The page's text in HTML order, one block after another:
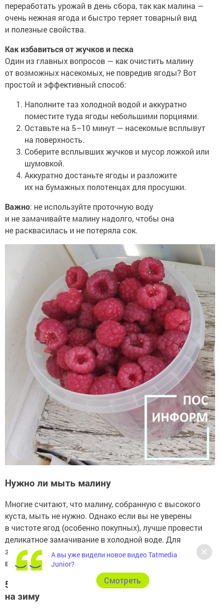
переработать урожай в день сбора, так как малина —
очень нежная ягода и быстро теряет товарный вид
и полезные свойства.
Как избавиться от жучков и песка
Один из главных вопросов — как очистить малину
от возможных насекомых, не повредив ягоды? Вот
простой и эффективный способ:
Наполните таз холодной водой и аккуратно
поместите туда ягоды небольшими порциями.
Оставьте на 5–10 минут — насекомые всплывут
на поверхность.
Соберите всплывших жучков и мусор ложкой или
шумовкой.
Аккуратно достаньте ягоды и разложите
их на бумажных полотенцах для просушки.
Важно: не используйте проточную воду
и не замачивайте малину надолго, чтобы она
не расквасилась и не потеряла сок.
Нужно ли мыть малину
Многие считают, что малину, собранную с высокого
куста, мыть не нужно. Однако если вы не уверены
в чистоте ягод (особенно покупных), лучше провести
деликатное замачивание в холодной воде. Для
заморозки сухая ягода предпочтительнее, для
варенья — чистая.
5 проверенных способов заготовки малины
на зиму
А вы уже видели новое видео Tatmedia
Junior?
Cмотреть